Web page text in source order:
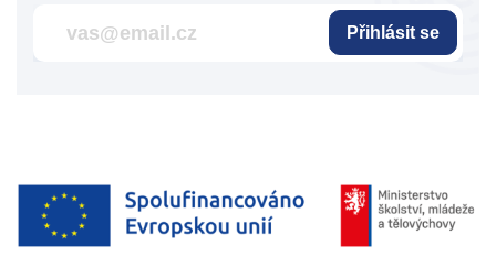
Přihlásit se